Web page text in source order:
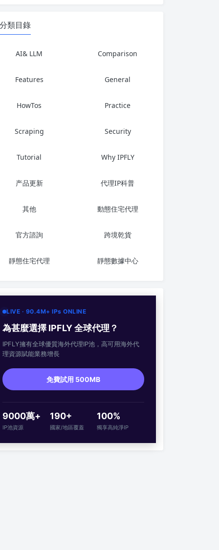
分類目錄
AI& LLM Comparison
Features General
HowTos Practice
Scraping Security
Tutorial Why IPFLY
产品更新 代理IP科普
其他 動態住宅代理
官方諮詢 跨境乾貨
靜態住宅代理 靜態數據中心
LIVE · 90.4M+ IPs ONLINE
為甚麼選擇 IPFLY 全球代理？
IPFLY擁有全球優質海外代理IP池，高可用海外代
理資源賦能業務增長
免費試用 500MB
9000萬+
IP池資源
190+
國家/地區覆蓋
100%
獨享高純淨IP